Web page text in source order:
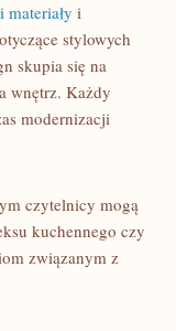
i
stylowych
skupia się na
wnętrz. Każdy
modernizacji
czytelnicy mogą
kuchennego czy
związanym z